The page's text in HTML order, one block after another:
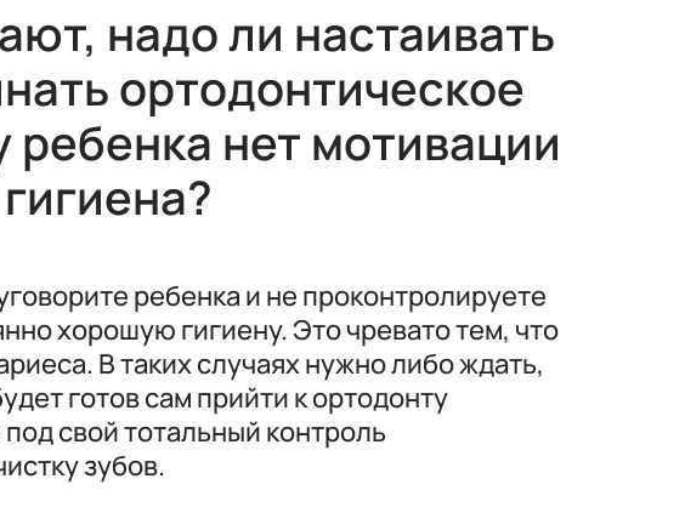
надо ли настаивать
ортодонтическое
ребенка нет мотивации
ребенка и не проконтролируете
хорошую гигиену. Это чревато тем, что
В таких случаях нужно либо ждать,
готов сам прийти к ортодонту
свой тотальный контроль
зубов.